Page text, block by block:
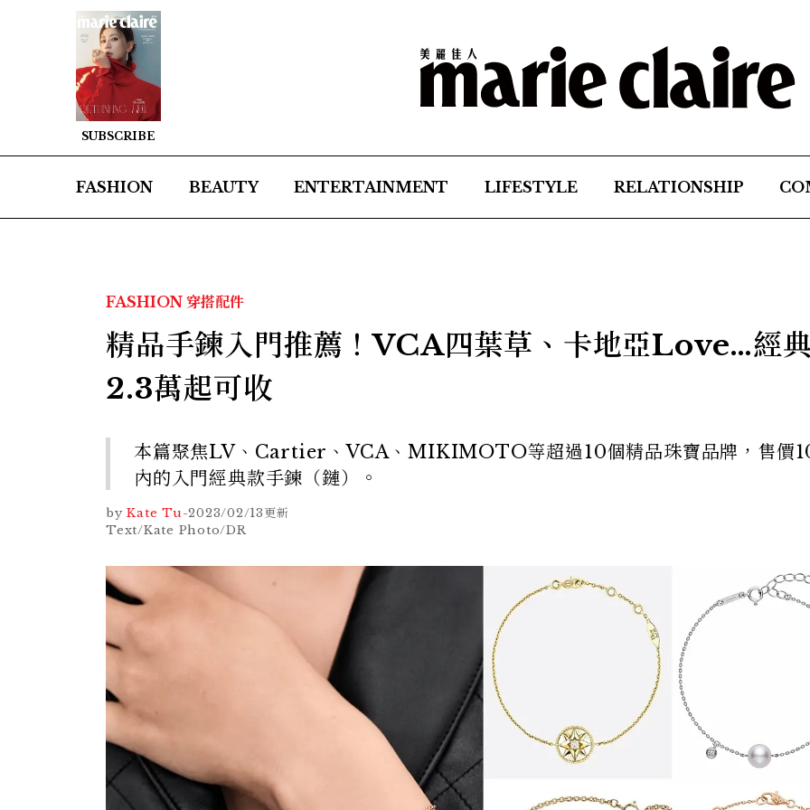
SUBSCRIBE
FASHION BEAUTY ENTERTAINMENT LIFESTYLE RELATIONSHIP
FASHION 穿搭配件
精品手鍊入門推薦！VCA四葉草、卡地亞Love…經
2.3萬起可收
本篇聚焦LV、Cartier、VCA、MIKIMOTO等超過10個精品珠寶品牌，售價
內的入門經典款手鍊（鏈）。
by Kate Tu-2023/02/13更新
Text/Kate Photo/DR